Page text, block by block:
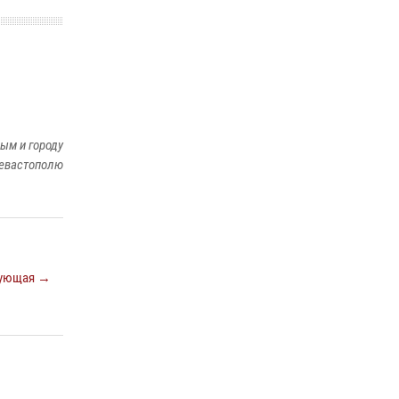
и городу
→